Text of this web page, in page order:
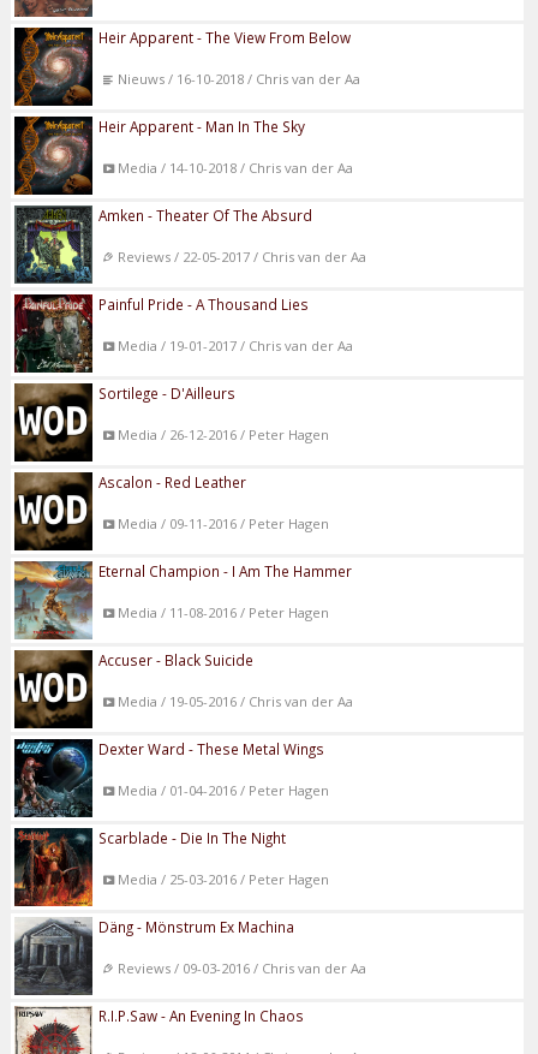
Heir Apparent - The View From Below
Nieuws / 16-10-2018 / Chris van der Aa
Heir Apparent - Man In The Sky
Media / 14-10-2018 / Chris van der Aa
Amken - Theater Of The Absurd
Reviews / 22-05-2017 / Chris van der Aa
Painful Pride - A Thousand Lies
Media / 19-01-2017 / Chris van der Aa
Sortilege - D'Ailleurs
Media / 26-12-2016 / Peter Hagen
Ascalon - Red Leather
Media / 09-11-2016 / Peter Hagen
Eternal Champion - I Am The Hammer
Media / 11-08-2016 / Peter Hagen
Accuser - Black Suicide
Media / 19-05-2016 / Chris van der Aa
Dexter Ward - These Metal Wings
Media / 01-04-2016 / Peter Hagen
Scarblade - Die In The Night
Media / 25-03-2016 / Peter Hagen
Däng - Mönstrum Ex Machina
Reviews / 09-03-2016 / Chris van der Aa
R.I.P.Saw - An Evening In Chaos